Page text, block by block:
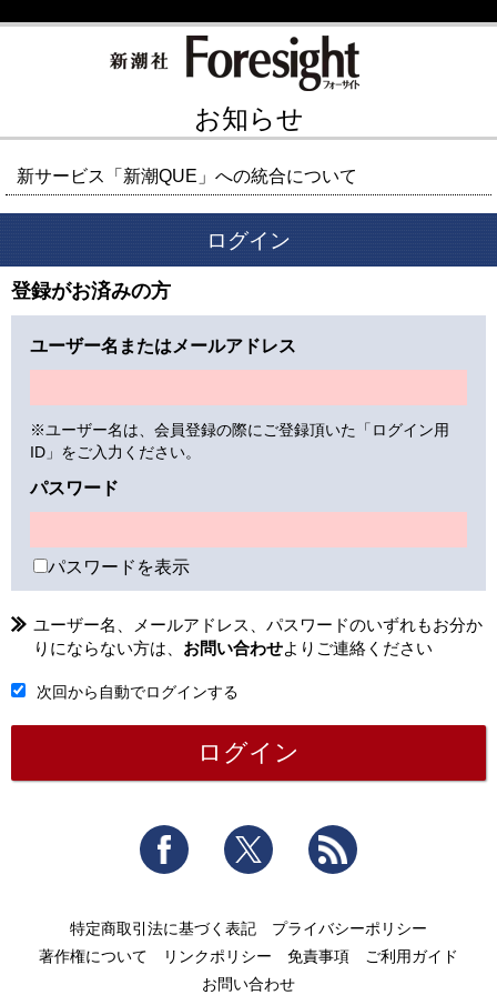
お知らせ
新サービス「新潮QUE」への統合について
ログイン
登録がお済みの方
ユーザー名またはメールアドレス
※ユーザー名は、会員登録の際にご登録頂いた「ログイン用
ID」をご入力ください。
パスワード
パスワードを表示
ユーザー名、メールアドレス、パスワードのいずれもお分か
りにならない方は、 お問い合わせよりご連絡ください
次回から自動でログインする
Facebook Twitter
特定商取引法に基づく表記
プライバシーポリシー
著作権について
リンクポリシー 免責事項
ご利用ガイド
お問い合わせ